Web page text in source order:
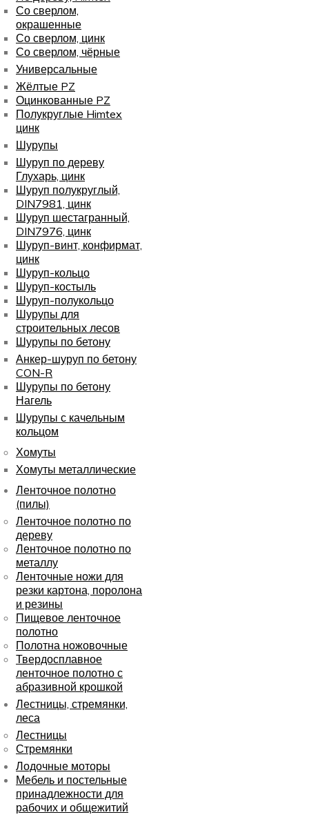
Со сверлом,
окрашенные
Со сверлом, цинк
Со сверлом, чёрные
Универсальные
Жёлтые PZ
Оцинкованные PZ
Полукруглые Himtex
цинк
Шурупы
Шуруп по дереву
Глухарь, цинк
Шуруп полукруглый,
DIN7981, цинк
Шуруп шестагранный,
DIN7976, цинк
Шуруп-винт, конфирмат,
цинк
Шуруп-кольцо
Шуруп-костыль
Шуруп-полукольцо
Шурупы для
строительных лесов
Шурупы по бетону
Анкер-шуруп по бетону
CON-R
Шурупы по бетону
Нагель
Шурупы с качельным
кольцом
Хомуты
Хомуты металлические
Ленточное полотно
(пилы)
Ленточное полотно по
дереву
Ленточное полотно по
металлу
Ленточные ножи для
резки картона, поролона
и резины
Пищевое ленточное
полотно
Полотна ножовочные
Твердосплавное
ленточное полотно с
абразивной крошкой
Лестницы, стремянки,
леса
Лестницы
Стремянки
Лодочные моторы
Мебель и постельные
принадлежности для
рабочих и общежитий